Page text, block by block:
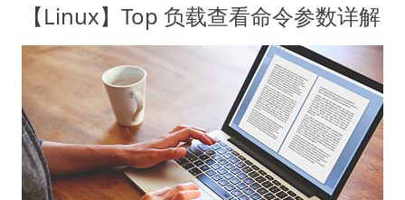
【Linux】Top 负载查看命令参数详解